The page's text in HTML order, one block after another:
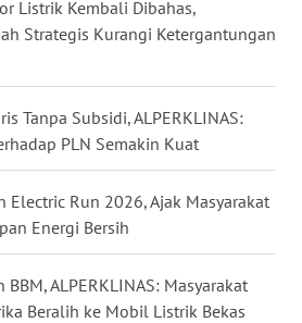
Listrik Kembali Dibahas,
Strategis Kurangi Ketergantungan
Tanpa Subsidi, ALPERKLINAS:
PLN Semakin Kuat
Electric Run 2026, Ajak Masyarakat
Energi Bersih
ALPERKLINAS: Masyarakat
Beralih ke Mobil Listrik Bekas